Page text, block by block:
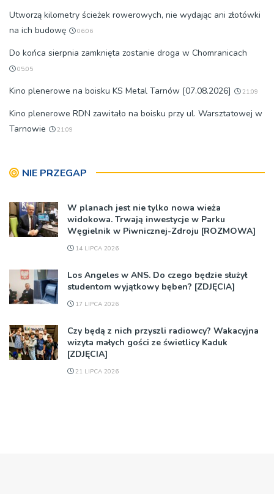
Utworzą kilometry ścieżek rowerowych, nie wydając ani złotówki
na ich budowę
06:06
Do końca sierpnia zamknięta zostanie droga w Chomranicach
05:05
Kino plenerowe na boisku KS Metal Tarnów [07.08.2026] 21:09
Kino plenerowe RDN zawitało na boisku przy ul. Warsztatowej w
Tarnowie
21:09
NIE PRZEGAP
W planach jest nie tylko nowa wieża
widokowa. Trwają inwestycje w Parku
Węgielnik w Piwnicznej-Zdroju [ROZMOWA]
14 LIPCA 2026
Los Angeles w ANS. Do czego będzie służył
studentom wyjątkowy bęben? [ZDJĘCIA]
17 LIPCA 2026
Czy będą z nich przyszli radiowcy? Wakacyjna
wizyta małych gości ze świetlicy Kaduk
[ZDJĘCIA]
21 LIPCA 2026